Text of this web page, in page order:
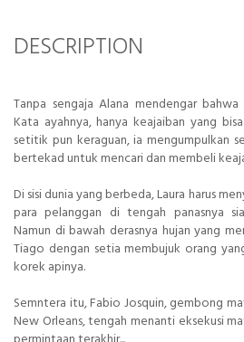
DESCRIPTION
Tanpa sengaja Alana mendengar
Kata ayahnya, hanya keajaiban yang
setitik pun keraguan, ia mengumpulkan
bertekad untuk mencari dan membeli
Di sisi dunia yang berbeda, Laura harus
para pelanggan di tengah panasnya
Namun di bawah derasnya hujan yang
Tiago dengan setia membujuk orang
korek apinya.
Semntera itu, Fabio Josquin, gembong
New Orleans, tengah menanti eksekusi